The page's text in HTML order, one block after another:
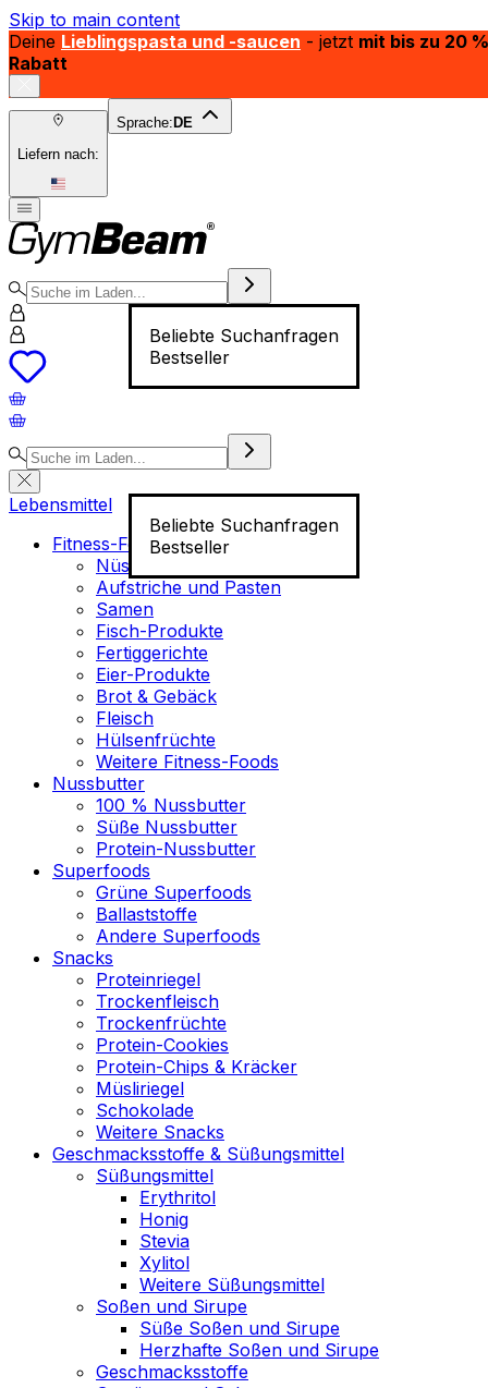
Skip to main content
Deine Lieblingspasta und -saucen - jetzt mit bis zu 20 %
Rabatt
Liefern nach:
Sprache: DE
Beliebte Suchanfragen
Bestseller
Beliebte Suchanfragen
Bestseller
Lebensmittel
Fitness-Food
Nüsse
Aufstriche und Pasten
Samen
Fisch-Produkte
Fertiggerichte
Eier-Produkte
Brot & Gebäck
Fleisch
Hülsenfrüchte
Weitere Fitness-Foods
Nussbutter
100 % Nussbutter
Süße Nussbutter
Protein-Nussbutter
Superfoods
Grüne Superfoods
Ballaststoffe
Andere Superfoods
Snacks
Proteinriegel
Trockenfleisch
Trockenfrüchte
Protein-Cookies
Protein-Chips & Kräcker
Müsliriegel
Schokolade
Weitere Snacks
Geschmacksstoffe & Süßungsmittel
Süßungsmittel
Erythritol
Honig
Stevia
Xylitol
Weitere Süßungsmittel
Soßen und Sirupe
Süße Soßen und Sirupe
Herzhafte Soßen und Sirupe
Geschmacksstoffe